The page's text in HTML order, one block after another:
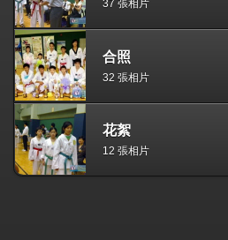
37 張相片
合照
32 張相片
花絮
12 張相片